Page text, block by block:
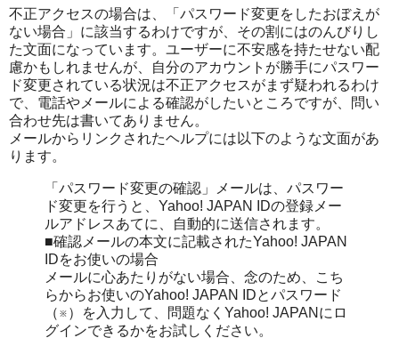
不正アクセスの場合は、「パスワード変更をしたおぼえが
ない場合」に該当するわけですが、その割にはのんびりし
た文面になっています。ユーザーに不安感を持たせない配
慮かもしれませんが、自分のアカウントが勝手にパスワー
ド変更されている状況は不正アクセスがまず疑われるわけ
で、電話やメールによる確認がしたいところですが、問い
合わせ先は書いてありません。
メールからリンクされたヘルプには以下のような文面があ
ります。
「パスワード変更の確認」メールは、パスワー
ド変更を行うと、Yahoo! JAPAN IDの登録メー
ルアドレスあてに、自動的に送信されます。
■確認メールの本文に記載されたYahoo! JAPAN
IDをお使いの場合
メールに心あたりがない場合、念のため、こち
らからお使いのYahoo! JAPAN IDとパスワード
（※）を入力して、問題なくYahoo! JAPANにロ
グインできるかをお試しください。